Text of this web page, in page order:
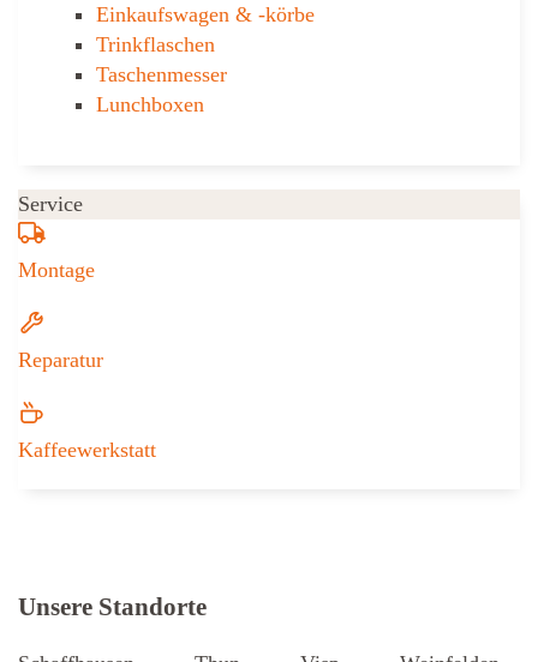
Einkaufswagen & ­-körbe
Trinkflaschen
Taschen­messer
Lunchboxen
Service
Montage
Reparatur
Kaffeewerkstatt
Unsere Standorte